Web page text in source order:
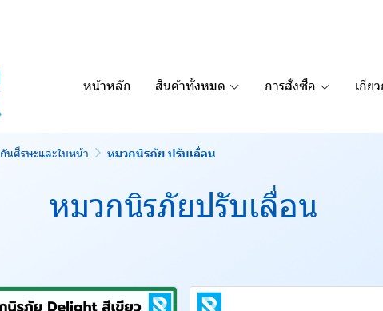
หน้าหลัก สินค้าทั้งหมด การสั่งซื้อ เกี่ย
นศีรษะและใบหน้า หมวกนิรภัย ปรับเลื่อน
หมวกนิรภัยปรับเลื่อน